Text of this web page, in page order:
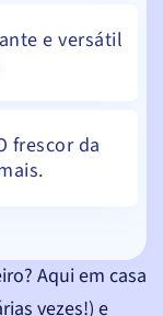
e versátil
frescor da
Aqui em casa
vezes!) e